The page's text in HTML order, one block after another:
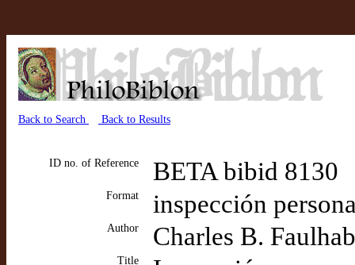
Back to Search Back to Results
ID no. of Reference BETA bibid 8130
Format inspección
Author Charles B.
Title